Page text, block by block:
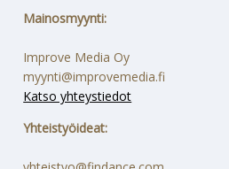
Mainosmyynti:
Improve Media Oy
myynti@improvemedia.fi
Katso yhteystiedot
Yhteistyöideat: